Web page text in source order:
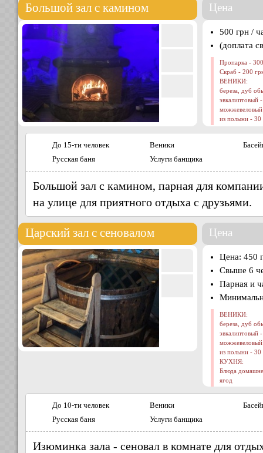
Большой зал с камином Цена
500 грн /
(доплата
Пропарка -
Скраб - 200
ВЕНИКИ:
береза, дуб
эвкалиптовый
из полыни - 30
До 15-ти человек
Русская баня
Веники
Услуги банщика
Большой зал с камином, парная для
на улице для приятного отдыха с друзьями.
Царский зал с сеновалом Цена
Цена: 450
Свыше 6
Парная и
ВЕНИКИ:
береза, дуб
эвкалиптовый
из полыни - 30
КУХНЯ:
Блюда
ягод
До 10-ти человек
Русская баня
Веники
Услуги банщика
Изюминка зала - сеновал в комнате для